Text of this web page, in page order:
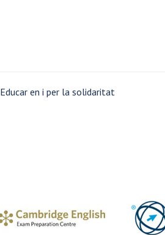
Educar en i per la solidaritat